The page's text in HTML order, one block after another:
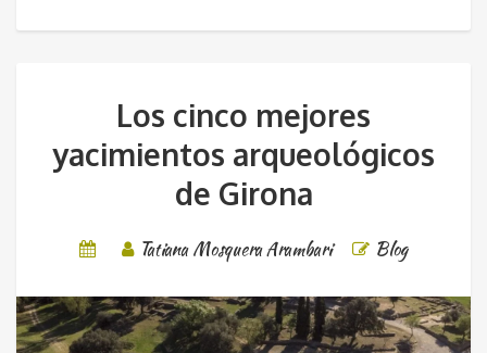
Los cinco mejores
yacimientos arqueológicos
de Girona
Tatiana Mosquera Arambari Blog